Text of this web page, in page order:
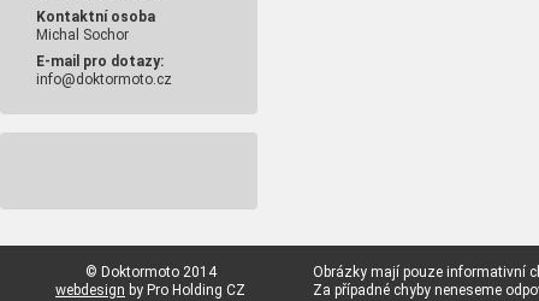
Kontaktní osoba
Michal Sochor
E-mail pro dotazy:
info@doktormoto.cz
© Doktormoto 2014
webdesign by Pro Holding CZ
Obrázky mají pouze informativní
Za případné chyby neneseme